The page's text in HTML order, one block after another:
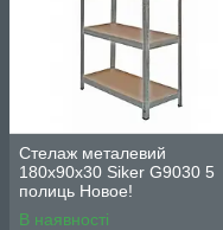
Стелаж металевий
180x90x30 Siker G9030 5
полиць Новое!
В наявності